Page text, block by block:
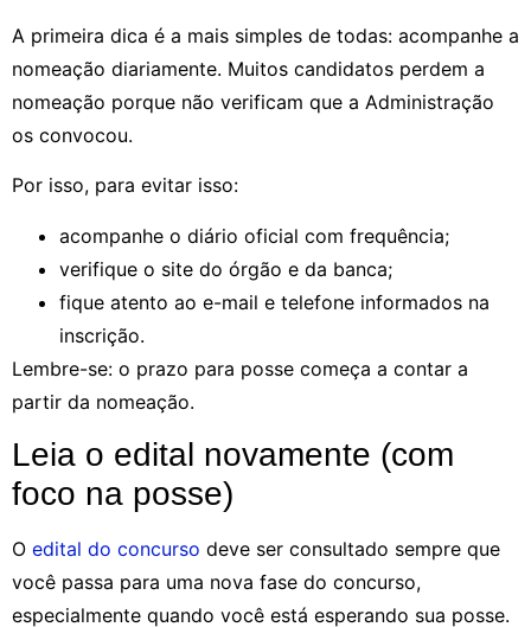
A primeira dica é a mais simples de todas: acompanhe a
nomeação diariamente. Muitos candidatos perdem a
nomeação porque não verificam que a Administração
os convocou.
Por isso, para evitar isso:
acompanhe o diário oficial com frequência;
verifique o site do órgão e da banca;
fique atento ao e-mail e telefone informados na
inscrição.
Lembre-se: o prazo para posse começa a contar a
partir da nomeação.
Leia o edital novamente (com
foco na posse)
O edital do concurso deve ser consultado sempre que
você passa para uma nova fase do concurso,
especialmente quando você está esperando sua posse.